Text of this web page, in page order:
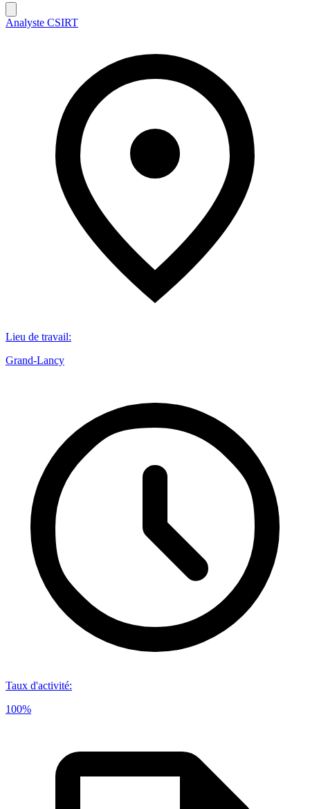
Analyste CSIRT
Lieu de travail:
Grand-Lancy
Taux d'activité:
100%